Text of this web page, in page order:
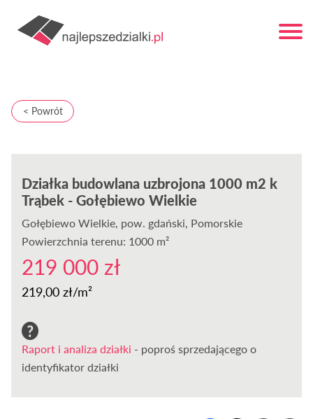
< Powrót
Działka budowlana uzbrojona 1000 m2 k
Trąbek - Gołębiewo Wielkie
Gołębiewo Wielkie, pow. gdański, Pomorskie
Powierzchnia terenu: 1000 m²
219 000 zł
219,00 zł/m²
Raport i analiza działki - poproś sprzedającego o
identyfikator działki